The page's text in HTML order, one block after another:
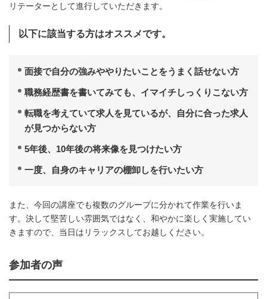
リテーターとして進行していただきます。
以下に該当する方はオススメです。
面接で自分の強みややりたいことをうまく話せない方
職務経歴書を書いてみても、イマイチしっくりこない方
転職を考えていて求人を見ているが、自分に合った求人
が見つからない方
5年後、10年後の将来像を見つけたい方
一度、自身のキャリアの棚卸しを行いたい方
また、今回の講座でも複数のグループに分かれて作業を行いま
す。決して堅苦しい雰囲気ではなく、和やかに楽しく実施してい
きますので、当日はリラックスしてお越しください。
参加者の声